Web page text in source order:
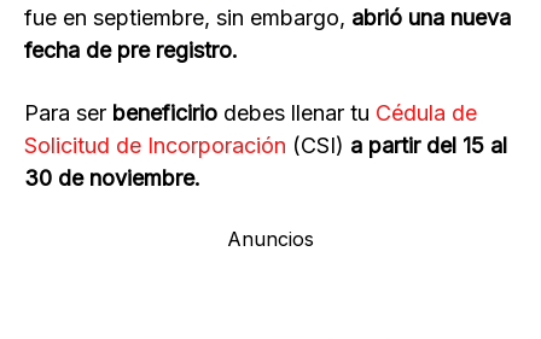
fue en septiembre, sin embargo, abrió una nueva
fecha de pre registro.
Para ser beneficirio debes llenar tu Cédula de
Solicitud de Incorporación (CSI) a partir del 15 al
30 de noviembre.
Anuncios